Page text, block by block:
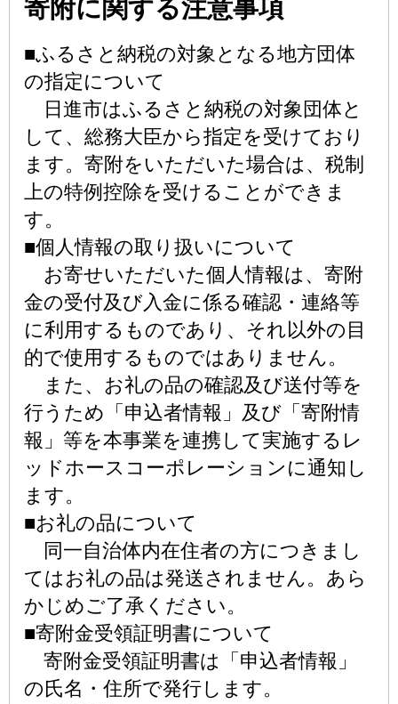
寄附に関する注意事項
■ふるさと納税の対象となる地方団体
の指定について
日進市はふるさと納税の対象団体と
して、総務大臣から指定を受けており
ます。寄附をいただいた場合は、税制
上の特例控除を受けることができま
す。
■個人情報の取り扱いについて
お寄せいただいた個人情報は、寄附
金の受付及び入金に係る確認・連絡等
に利用するものであり、それ以外の目
的で使用するものではありません。
また、お礼の品の確認及び送付等を
行うため「申込者情報」及び「寄附情
報」等を本事業を連携して実施するレ
ッドホースコーポレーションに通知し
ます。
■お礼の品について
同一自治体内在住者の方につきまし
てはお礼の品は発送されません。あら
かじめご了承ください。
■寄附金受領証明書について
寄附金受領証明書は「申込者情報」
の氏名・住所で発行します。